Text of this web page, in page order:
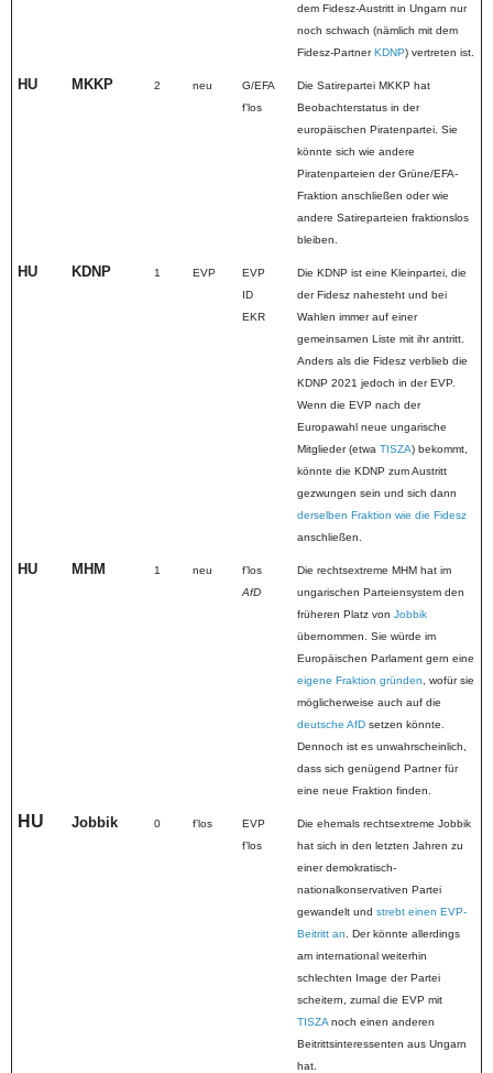
dem Fidesz-Austritt in Ungarn nur
noch schwach (nämlich mit dem
Fidesz-PartnerKDNP) vertreten ist.
HU MKKP 2 neu
G/EFA
fʼlos
Die Satirepartei MKKP hat
Beobachterstatus in der
europäischen Piratenpartei. Sie
könnte sich wie andere
Piratenparteien der Grüne/EFA-
Fraktion anschließen oder wie
andere Satireparteien fraktionslos
bleiben.
HU KDNP 1 EVP
EVP
ID
EKR
Die KDNP ist eine Kleinpartei, die
der Fidesz nahesteht und bei
Wahlen immer auf einer
gemeinsamen Liste mit ihr antritt.
Anders als die Fidesz verblieb die
KDNP 2021 jedoch in der EVP.
Wenn die EVP nach der
Europawahl neue ungarische
Mitglieder (etwa TISZA) bekommt,
könnte die KDNP zum Austritt
gezwungen sein und sich dann
derselben Fraktion wie die Fidesz
anschließen.
HU MHM 1 neu
fʼlos
AfD
Die rechtsextreme MHM hat im
ungarischen Parteiensystem den
früheren Platz von Jobbik
übernommen. Sie würde im
Europäischen Parlament gern eine
eigene Fraktion gründen , wofür sie
möglicherweise auch auf die
deutsche AfD setzen könnte.
Dennoch ist es unwahrscheinlich,
dass sich genügend Partner für
eine neue Fraktion finden.
HU Jobbik 0 fʼlos
EVP
fʼlos
Die ehemals rechtsextreme Jobbik
hat sich in den letzten Jahren zu
einer demokratisch-
nationalkonservativen Partei
gewandelt und strebt einen EVP-
Beitritt an . Der könnte allerdings
am international weiterhin
schlechten Image der Partei
scheitern, zumal die EVP mit
TISZA noch einen anderen
Beitrittsinteressenten aus Ungarn
hat.